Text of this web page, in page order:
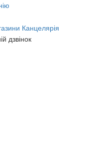
Канцелярія
дзвінок